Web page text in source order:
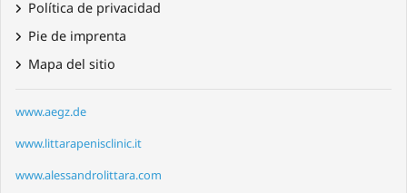
Política de privacidad
Pie de imprenta
Mapa del sitio
www.aegz.de
www.littarapenisclinic.it
www.alessandrolittara.com